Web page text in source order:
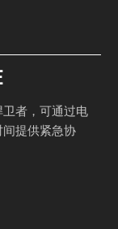
者，可通过电
提供紧急协